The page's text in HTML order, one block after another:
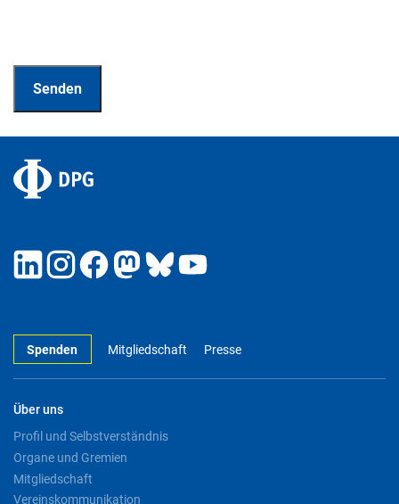
Spenden Mitgliedschaft Presse
Über uns
Profil und Selbstverständnis
Organe und Gremien
Mitgliedschaft
Vereinskommunikation